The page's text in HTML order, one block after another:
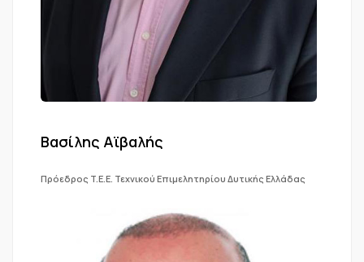
Βασίλης Αϊβαλής
Πρόεδρος T.E.E. Τεχνικού Επιμελητηρίου Δυτικής Ελλάδας